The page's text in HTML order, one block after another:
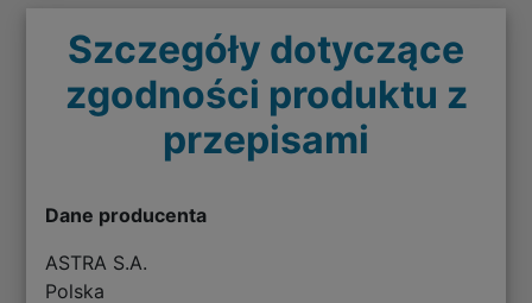
Szczegóły dotyczące
zgodności produktu z
przepisami
Dane producenta
ASTRA S.A.
Polska